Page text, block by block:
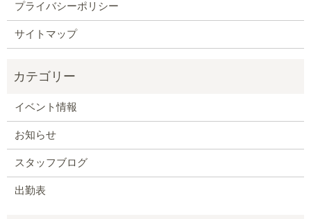
プライバシーポリシー
サイトマップ
イベント情報
お知らせ
スタッフブログ
出勤表